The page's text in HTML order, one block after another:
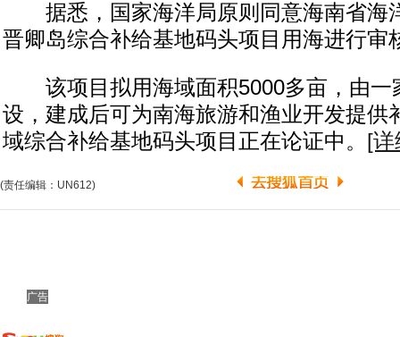
据悉，国家海洋局原则同意海南省海
晋卿岛综合补给基地码头项目用海进行审
该项目拟用海域面积5000多亩，由一
设，建成后可为南海旅游和渔业开发提供
域综合补给基地码头项目正在论证中。 [详
(责任编辑：UN612)
广告